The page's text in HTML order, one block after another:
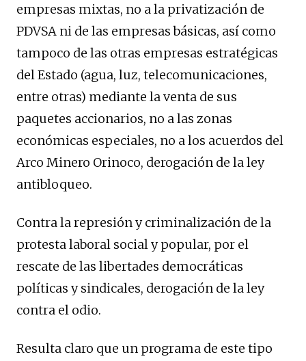
empresas mixtas, no a la privatización de
PDVSA ni de las empresas básicas, así como
tampoco de las otras empresas estratégicas
del Estado (agua, luz, telecomunicaciones,
entre otras) mediante la venta de sus
paquetes accionarios, no a las zonas
económicas especiales, no a los acuerdos del
Arco Minero Orinoco, derogación de la ley
antibloqueo.
Contra la represión y criminalización de la
protesta laboral social y popular, por el
rescate de las libertades democráticas
políticas y sindicales, derogación de la ley
contra el odio.
Resulta claro que un programa de este tipo